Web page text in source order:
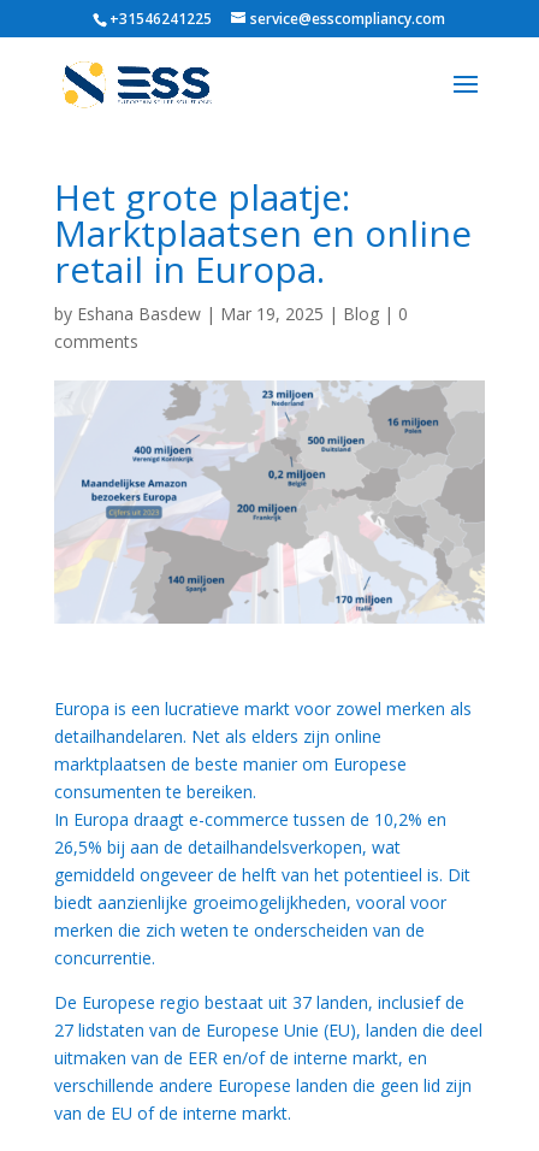
+31546241225 service@esscompliancy.com
Het grote plaatje:
Marktplaatsen en online
retail in Europa.
by Eshana Basdew| Mar 19, 2025 | Blog| 0
comments
Europa is een lucratieve markt voor zowel merken als
detailhandelaren. Net als elders zijn online
marktplaatsen de beste manier om Europese
consumenten te bereiken.
In Europa draagt e-commerce tussen de 10,2% en
26,5% bij aan de detailhandelsverkopen, wat
gemiddeld ongeveer de helft van het potentieel is. Dit
biedt aanzienlijke groeimogelijkheden, vooral voor
merken die zich weten te onderscheiden van de
concurrentie.
De Europese regio bestaat uit 37 landen, inclusief de
27 lidstaten van de Europese Unie (EU), landen die deel
uitmaken van de EER en/of de interne markt, en
verschillende andere Europese landen die geen lid zijn
van de EU of de interne markt.